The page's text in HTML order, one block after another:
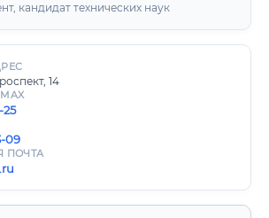
кандидат технических наук
14
25
09
ПОЧТА